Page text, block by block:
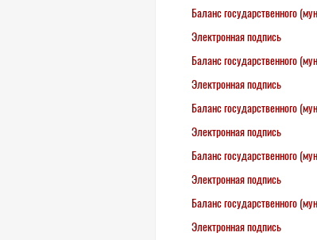
Баланс государственного
Электронная подпись
Баланс государственного
Электронная подпись
Баланс государственного
Электронная подпись
Баланс государственного
Электронная подпись
Баланс государственного
Электронная подпись